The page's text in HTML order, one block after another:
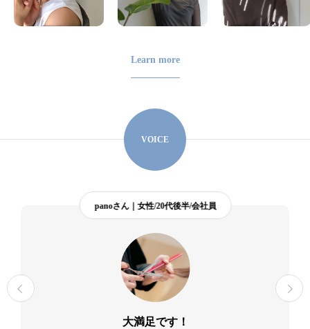
Learn more
VOICE
panoさん｜女性/20代後半/会社員
大満足です！